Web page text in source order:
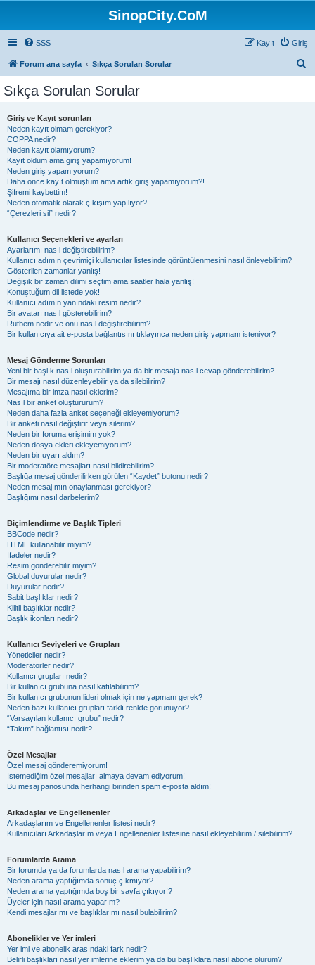
SinopCity.CoM
SSS Giriş
Kayıt
Forum ana sayfa Sıkça Sorulan Sorular
Sıkça Sorulan Sorular
Giriş ve Kayıt sorunları
Neden kayıt olmam gerekiyor?
COPPA nedir?
Neden kayıt olamıyorum?
Kayıt oldum ama giriş yapamıyorum!
Neden giriş yapamıyorum?
Daha önce kayıt olmuştum ama artık giriş yapamıyorum?!
Şifremi kaybettim!
Neden otomatik olarak çıkışım yapılıyor?
“Çerezleri sil” nedir?
Kullanıcı Seçenekleri ve ayarları
Ayarlarımı nasıl değiştirebilirim?
Kullanıcı adımın çevrimiçi kullanıcılar listesinde görüntülenmesini nasıl önleyebilirim?
Gösterilen zamanlar yanlış!
Değişik bir zaman dilimi seçtim ama saatler hala yanlış!
Konuştuğum dil listede yok!
Kullanıcı adımın yanındaki resim nedir?
Bir avatarı nasıl gösterebilirim?
Rütbem nedir ve onu nasıl değiştirebilirim?
Bir kullanıcıya ait e-posta bağlantısını tıklayınca neden giriş yapmam isteniyor?
Mesaj Gönderme Sorunları
Yeni bir başlık nasıl oluşturabilirim ya da bir mesaja nasıl cevap gönderebilirim?
Bir mesajı nasıl düzenleyebilir ya da silebilirim?
Mesajıma bir imza nasıl eklerim?
Nasıl bir anket oluştururum?
Neden daha fazla anket seçeneği ekleyemiyorum?
Bir anketi nasıl değiştirir veya silerim?
Neden bir foruma erişimim yok?
Neden dosya ekleri ekleyemiyorum?
Neden bir uyarı aldım?
Bir moderatöre mesajları nasıl bildirebilirim?
Başlığa mesaj gönderilirken görülen “Kaydet” butonu nedir?
Neden mesajımın onaylanması gerekiyor?
Başlığımı nasıl darbelerim?
Biçimlendirme ve Başlık Tipleri
BBCode nedir?
HTML kullanabilir miyim?
İfadeler nedir?
Resim gönderebilir miyim?
Global duyurular nedir?
Duyurular nedir?
Sabit başlıklar nedir?
Kilitli başlıklar nedir?
Başlık ikonları nedir?
Kullanıcı Seviyeleri ve Grupları
Yöneticiler nedir?
Moderatörler nedir?
Kullanıcı grupları nedir?
Bir kullanıcı grubuna nasıl katılabilirim?
Bir kullanıcı grubunun lideri olmak için ne yapmam gerek?
Neden bazı kullanıcı grupları farklı renkte görünüyor?
“Varsayılan kullanıcı grubu” nedir?
“Takım” bağlantısı nedir?
Özel Mesajlar
Özel mesaj gönderemiyorum!
İstemediğim özel mesajları almaya devam ediyorum!
Bu mesaj panosunda herhangi birinden spam e-posta aldım!
Arkadaşlar ve Engellenenler
Arkadaşlarım ve Engellenenler listesi nedir?
Kullanıcıları Arkadaşlarım veya Engellenenler listesine nasıl ekleyebilirim / silebilirim?
Forumlarda Arama
Bir forumda ya da forumlarda nasıl arama yapabilirim?
Neden arama yaptığımda sonuç çıkmıyor?
Neden arama yaptığımda boş bir sayfa çıkıyor!?
Üyeler için nasıl arama yaparım?
Kendi mesajlarımı ve başlıklarımı nasıl bulabilirim?
Abonelikler ve Yer imleri
Yer imi ve abonelik arasındaki fark nedir?
Belirli başlıkları nasıl yer imlerine eklerim ya da bu başlıklara nasıl abone olurum?